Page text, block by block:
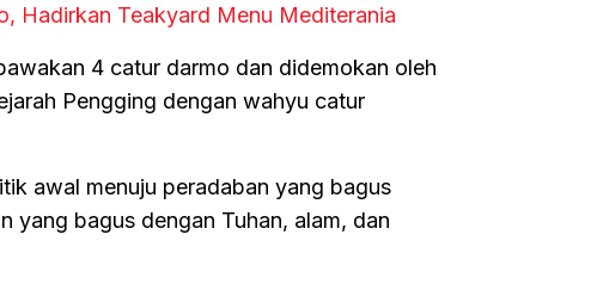
Hadirkan Teakyard Menu Mediterania
4 catur darmo dan didemokan oleh
Pengging dengan wahyu catur
awal menuju peradaban yang bagus
yang bagus dengan Tuhan, alam, dan